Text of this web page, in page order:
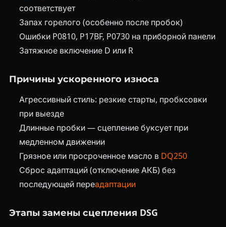
соответствует
Запах горелого (особенно после пробок)
Ошибки P0810, P17BF, P0730 на приборной панели
Затяжное включение D или R
Причины ускоренного износа
Агрессивный стиль: резкие старты, пробксовки
при выезде
Длинные пробки — сцепление буксует при
медленном движении
Грязное или просроченное масло в DQ250
Сброс адаптаций (отключение АКБ) без
последующей переадаптации
Этапы замены сцепления DSG